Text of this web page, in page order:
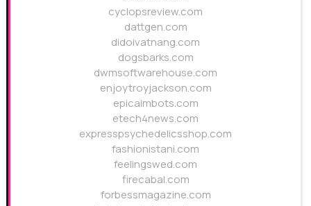
cyclopsreview.com
dattgen.com
didoivatnang.com
dogsbarks.com
dwmsoftwarehouse.com
enjoytroyjackson.com
epicaimbots.com
etech4news.com
expresspsychedelicsshop.com
fashionistani.com
feelingswed.com
firecabal.com
forbessmagazine.com